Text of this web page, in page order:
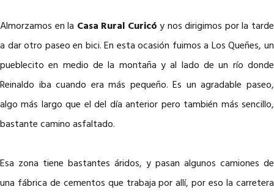
Almorzamos en la Casa Rural Curicóy nos dirigimos por la tarde
a dar otro paseo en bici. En esta ocasión fuimos a Los Queñes, un
pueblecito en medio de la montaña y al lado de un río donde
Reinaldo iba cuando era más pequeño. Es un agradable paseo,
algo más largo que el del día anterior pero también más sencillo,
bastante camino asfaltado.
Esa zona tiene bastantes áridos, y pasan algunos camiones de
una fábrica de cementos que trabaja por allí, por eso la carretera